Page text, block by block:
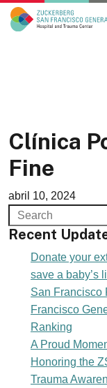
Main
Clínica
Fine
abril 10, 2024
Recent
Donate your
save a baby’s
San Francisco
Francisco
Ranking
A Proud
Honoring the
Trauma